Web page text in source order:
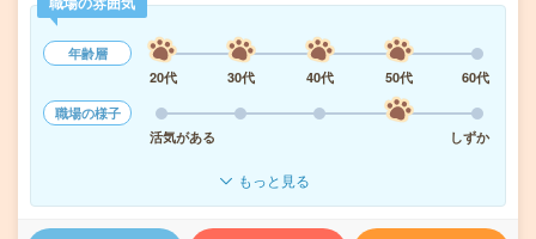
年齢層
20代
30代 40代 50代
60代
職場の様子
活気がある
しずか
もっと見る